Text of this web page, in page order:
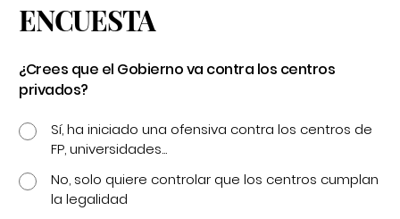
ENCUESTA
¿Crees que el Gobierno va contra los centros
privados?
Sí, ha iniciado una ofensiva contra los centros de
FP, universidades...
No, solo quiere controlar que los centros cumplan
la legalidad